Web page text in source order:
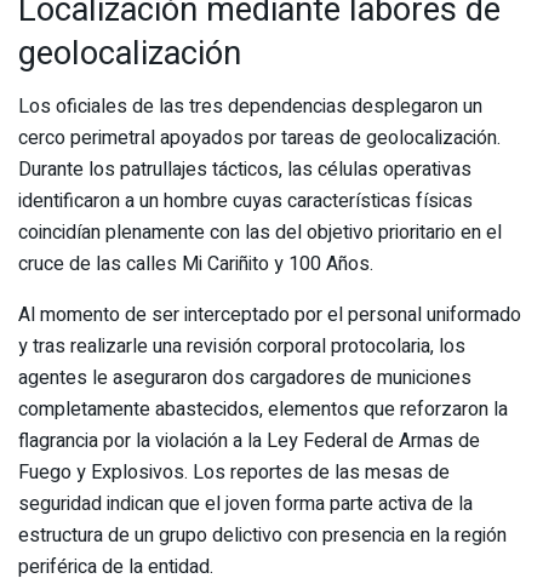
geolocalización
Los oficiales de las tres dependencias desplegaron un
cerco perimetral apoyados por tareas de geolocalización.
Durante los patrullajes tácticos, las células operativas
identificaron a un hombre cuyas características físicas
coincidían plenamente con las del objetivo prioritario en el
cruce de las calles Mi Cariñito y 100 Años.
Al momento de ser interceptado por el personal uniformado
y tras realizarle una revisión corporal protocolaria, los
agentes le aseguraron dos cargadores de municiones
completamente abastecidos, elementos que reforzaron la
flagrancia por la violación a la Ley Federal de Armas de
Fuego y Explosivos. Los reportes de las mesas de
seguridad indican que el joven forma parte activa de la
estructura de un grupo delictivo con presencia en la región
periférica de la entidad.